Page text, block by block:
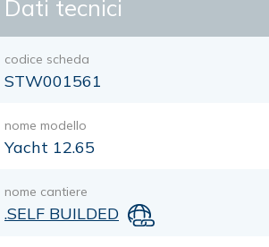
Dati tecnici
codice scheda
STW001561
nome modello
Yacht 12.65
nome cantiere
.SELF BUILDED